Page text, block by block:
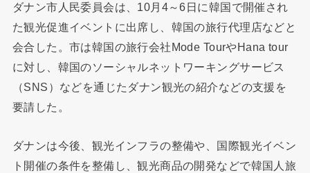
ダナン市人民委員会は、10月4～6日に韓国で開催され
た観光促進イベントに出席し、韓国の旅行代理店などと
会合した。市は韓国の旅行会社Mode TourやHana tour
に対し、韓国のソーシャルネットワーキングサービス
（SNS）などを通じたダナン観光の紹介などの支援を
要請した。
ダナンは今後、観光インフラの整備や、国際観光イベン
ト開催の条件を整備し、観光商品の開発などで韓国人旅